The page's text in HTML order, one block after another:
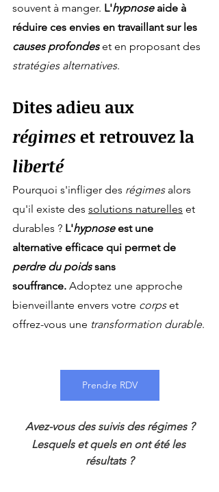
souvent à manger. L'hypnose aide à
réduire ces envies en travaillant sur les
causes profondes et en proposant des
stratégies alternatives.
Dites adieu aux
régimes et retrouvez la
liberté
Pourquoi s'infliger des régimes alors
qu'il existe des solutions naturelles et
durables ? L'hypnose est une
alternative efficace qui permet de
perdre du poids sans
souffrance. Adoptez une approche
bienveillante envers votre corps et
offrez-vous une transformation durable.
Prendre RDV
Avez-vous des suivis des régimes ?
Lesquels et quels en ont été les
résultats ?